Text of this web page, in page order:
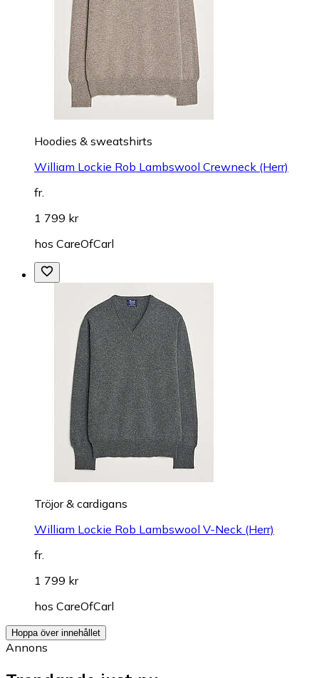
Hoodies & sweatshirts
William Lockie Rob Lambswool Crewneck (Herr)
fr.
1 799 kr
hos CareOfCarl
Tröjor & cardigans
William Lockie Rob Lambswool V-Neck (Herr)
fr.
1 799 kr
hos CareOfCarl
Hoppa över innehållet
Annons